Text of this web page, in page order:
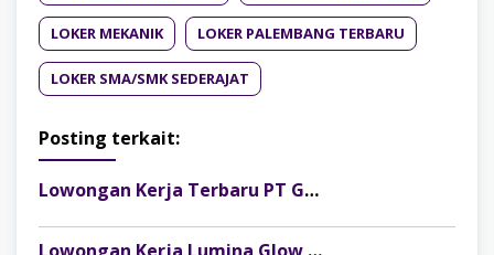
LOKER MEKANIK LOKER PALEMBANG TERBARU
LOKER SMA/SMK SEDERAJAT
Posting terkait:
Lowongan Kerja Terbaru PT Gelora Citra Kimia Abadi Palembang